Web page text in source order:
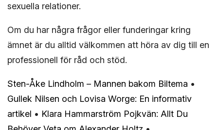
sexuella relationer.
Om du har några frågor eller funderingar kring
ämnet är du alltid välkommen att höra av dig till en
professionell för råd och stöd.
Sten-Åke Lindholm – Mannen bakom Biltema •
Gullek Nilsen och Lovisa Worge: En informativ
artikel • Klara Hammarström Pojkvän: Allt Du